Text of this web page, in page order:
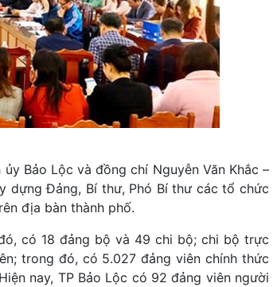
Bảo Lộc và đồng chí Nguyễn Văn Khắc –
dựng Đảng, Bí thư, Phó Bí thư các tổ chức
địa bàn thành phố.
có 18 đảng bộ và 49 chi bộ; chi bộ trực
trong đó, có 5.027 đảng viên chính thức
nay, TP Bảo Lộc có 92 đảng viên người